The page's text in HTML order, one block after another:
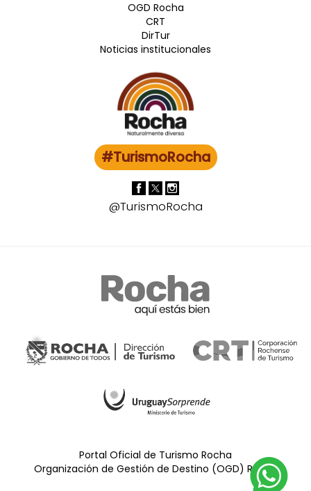
OGD Rocha
CRT
DirTur
Noticias institucionales
#TurismoRocha
@TurismoRocha
Portal Oficial de Turismo Rocha
Organización de Gestión de Destino (OGD) Rocha